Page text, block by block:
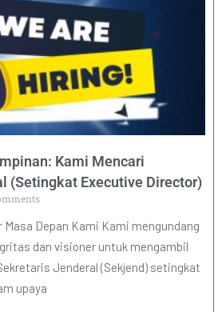
Kami Mencari
(Setingkat Executive Director)
Masa Depan Kami Kami mengundang
dan visioner untuk mengambil
Jenderal (Sekjend) setingkat
upaya